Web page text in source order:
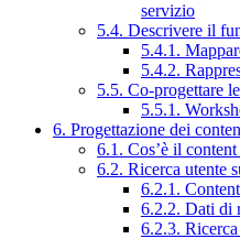
servizio
5.4. Descrivere il
5.4.1.
5.4.2.
5.5. Co-progettare
5.5.1.
6. Progettazione dei
6.1. Cos’è il content
6.2. Ricerca utente
6.2.1.
6.2.2. Dati di
6.2.3.